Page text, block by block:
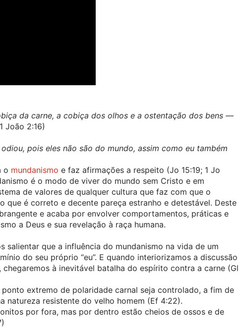
da carne, a cobiça dos olhos e a ostentação dos bens —
João 2:16)
pois eles não são do mundo, assim como eu também
o mundanismo e faz afirmações a respeito (Jo 15:19; 1 Jo
é o modo de viver do mundo sem Cristo e em
que é correto e decente pareça estranho e detestável. Deste
e acaba por envolver comportamentos, práticas e
a Deus e sua revelação à raça humana.
salientar que a influência do mundanismo na vida de um
do seu próprio “eu”. E quando interiorizamos a discussão
à inevitável batalha do espírito contra a carne (Gl
extremo de polaridade carnal seja controlado, a fim de
natureza resistente do velho homem (Ef 4:22).
por fora, mas por dentro estão cheios de ossos e de